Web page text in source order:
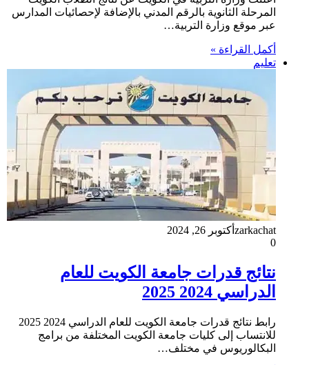
المرحلة الثانوية بالرقم المدني بالإضافة لإحصائيات المدارس
عبر موقع وزارة التربية…
أكمل القراءة »
تعليم
zarkachat أكتوبر 26, 2024
0
نتائج قدرات جامعة الكويت للعام
الدراسي 2024 2025
رابط نتائج قدرات جامعة الكويت للعام الدراسي 2024 2025
للانتساب إلى كليات جامعة الكويت المختلفة من برامج
البكالوريوس في مختلف…